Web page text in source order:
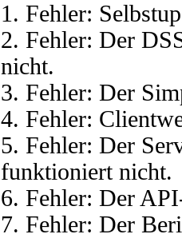
1. Fehler:
2. Fehler: Der
nicht.
3. Fehler: Der
4. Fehler:
5. Fehler: Der
funktioniert nicht.
6. Fehler: Der
7. Fehler: Der